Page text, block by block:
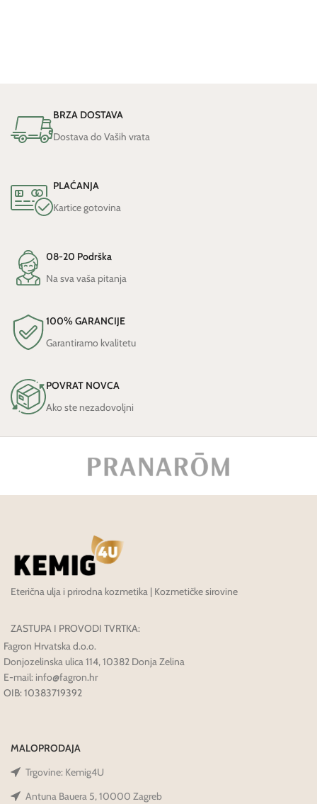
BRZA DOSTAVA
Dostava do Vaših vrata
PLAĆANJA
Kartice gotovina
08-20 Podrška
Na sva vaša pitanja
100% GARANCIJE
Garantiramo kvalitetu
POVRAT NOVCA
Ako ste nezadovoljni
Eterična ulja i prirodna kozmetika | Kozmetičke sirovine
ZASTUPA I PROVODI TVRTKA:
Fagron Hrvatska d.o.o.
Donjozelinska ulica 114, 10382 Donja Zelina
E-mail: info@fagron.hr
OIB: 10383719392
MALOPRODAJA
Trgovine: Kemig4U
Antuna Bauera 5, 10000 Zagreb